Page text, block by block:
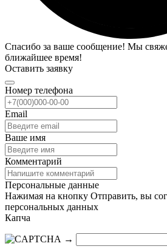
Спасибо за ваше сообщение! Мы
ближайшее время!
Оставить заявку
Номер телефона
Email
Ваше имя
Комментарий
Персональные данные
Нажимая на кнопку Отправить, вы
персональных данных
Капча
→